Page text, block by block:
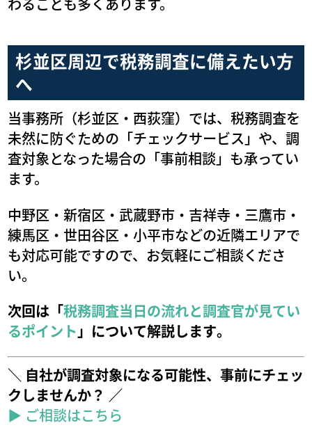
杉並区周辺で税務調査に備えたい方
へ
当事務所（杉並区・西荻窪）では、税務調査を
未然に防ぐための「チェックサービス」や、調
査対象となった場合の「事前相談」も承ってい
ます。
中野区・新宿区・武蔵野市・吉祥寺・三鷹市・
練馬区・世田谷区・小平市などの近隣エリアで
も対応可能ですので、お気軽にご相談くださ
い。
次回は「税務調査当日の流れと調査官が見てい
るポイント」について解説します。
＼ 自社が調査対象になる可能性、事前にチェッ
クしませんか？ ／
▶ ご相談はこちら